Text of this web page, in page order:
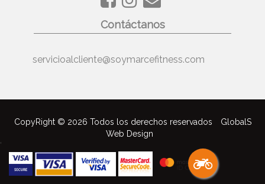
Contáctanos
servicioalcliente@soymarcefitness.com
CopyRight © 2026 Todos los derechos reservados
GlobalS
Web Design
'